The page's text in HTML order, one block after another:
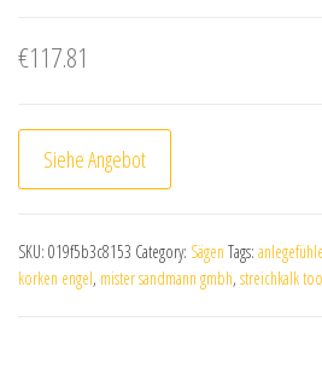
€117.81
Siehe Angebot
SKU: 019f5b3c8153 Category: Sägen Tags:
korken engel, mister sandmann gmbh, streichkalk